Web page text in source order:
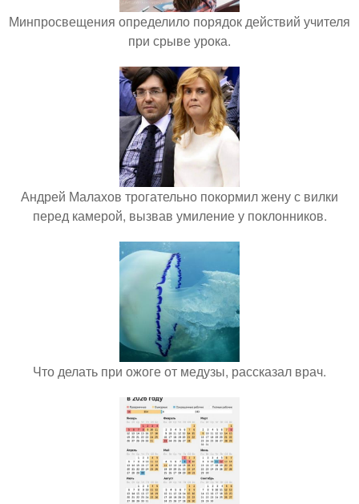
Минпросвещения определило порядок действий учителя
при срыве урока.
Андрей Малахов трогательно покормил жену с вилки
перед камерой, вызвав умиление у поклонников.
Что делать при ожоге от медузы, рассказал врач.